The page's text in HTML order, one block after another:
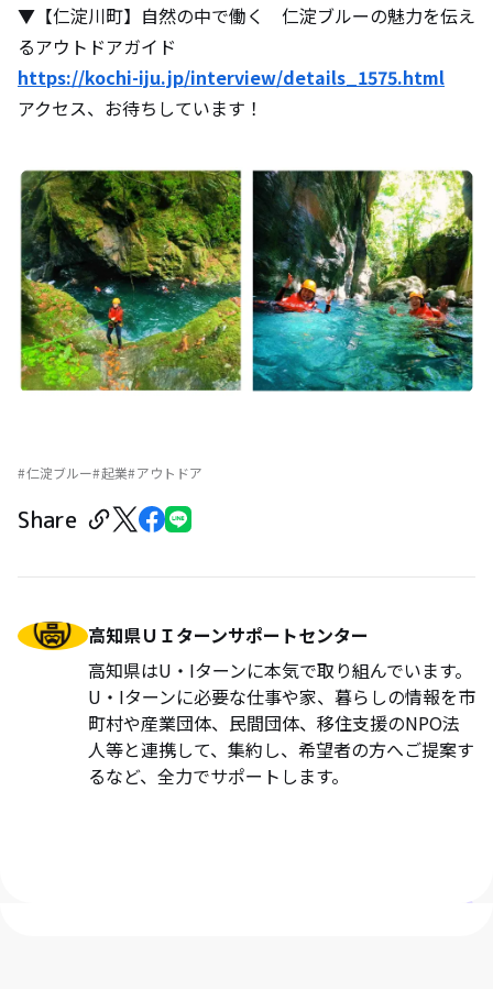
▼【仁淀川町】自然の中で働く 仁淀ブルーの魅力を伝え
るアウトドアガイド
https://kochi-iju.jp/interview/details_1575.html
アクセス、お待ちしています！
仁淀ブルー 起業 アウトドア
Share
高知県ＵＩターンサポートセンター
高知県はU・Iターンに本気で取り組んでいます。
U・Iターンに必要な仕事や家、暮らしの情報を市
町村や産業団体、民間団体、移住支援のNPO法
人等と連携して、集約し、希望者の方へご提案す
るなど、全力でサポートします。